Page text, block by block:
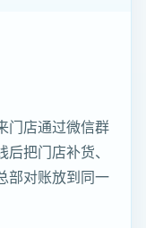
门店通过微信群
把门店补货、
部对账放到同一